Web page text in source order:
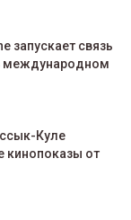
запускает связь
международном
Куле
кинопоказы от